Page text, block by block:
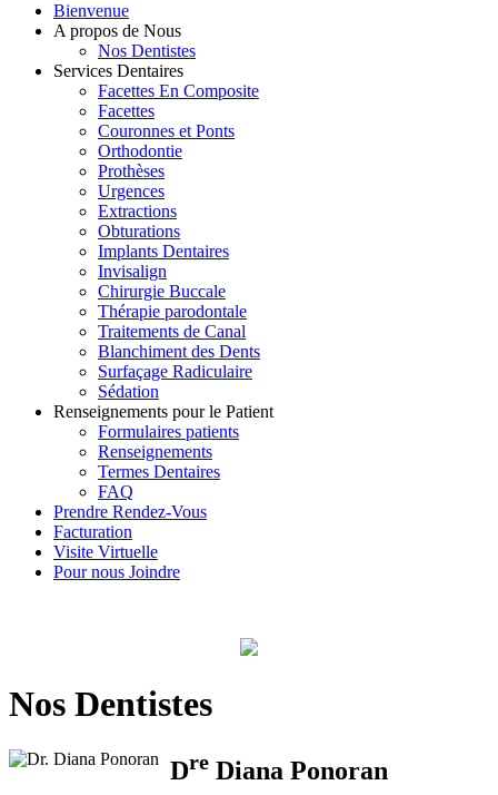
Bienvenue
A propos de Nous
Nos Dentistes
Services Dentaires
Facettes En Composite
Facettes
Couronnes et Ponts
Orthodontie
Prothèses
Urgences
Extractions
Obturations
Implants Dentaires
Invisalign
Chirurgie Buccale
Thérapie parodontale
Traitements de Canal
Blanchiment des Dents
Surfaçage Radiculaire
Sédation
Renseignements pour le Patient
Formulaires patients
Renseignements
Termes Dentaires
FAQ
Prendre Rendez-Vous
Facturation
Visite Virtuelle
Pour nous Joindre
Nos Dentistes
Dre Diana Ponoran